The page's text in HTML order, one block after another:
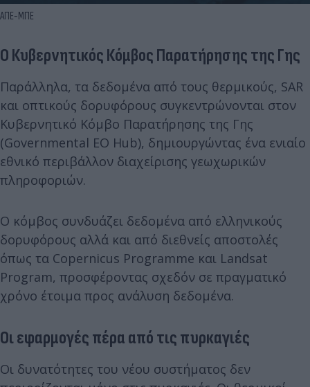
ΑΠΕ-ΜΠΕ
Ο Κυβερνητικός Κόμβος Παρατήρησης της Γης
Παράλληλα, τα δεδομένα από τους θερμικούς, SAR
και οπτικούς δορυφόρους συγκεντρώνονται στον
Κυβερνητικό Κόμβο Παρατήρησης της Γης
(Governmental EO Hub), δημιουργώντας ένα ενιαίο
εθνικό περιβάλλον διαχείρισης γεωχωρικών
πληροφοριών.
Ο κόμβος συνδυάζει δεδομένα από ελληνικούς
δορυφόρους αλλά και από διεθνείς αποστολές
όπως τα Copernicus Programme και Landsat
Program, προσφέροντας σχεδόν σε πραγματικό
χρόνο έτοιμα προς ανάλυση δεδομένα.
Οι εφαρμογές πέρα από τις πυρκαγιές
Οι δυνατότητες του νέου συστήματος δεν